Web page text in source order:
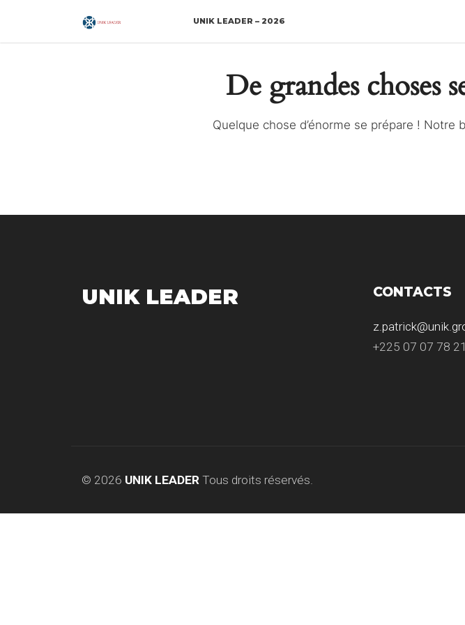
UNIK LEADER – 2026
De grandes choses
Quelque chose d’énorme se prépare !
UNIK LEADER CONTACTS
+225 07 07 78 21
© 2026 UNIK LEADER Tous droits réservés.